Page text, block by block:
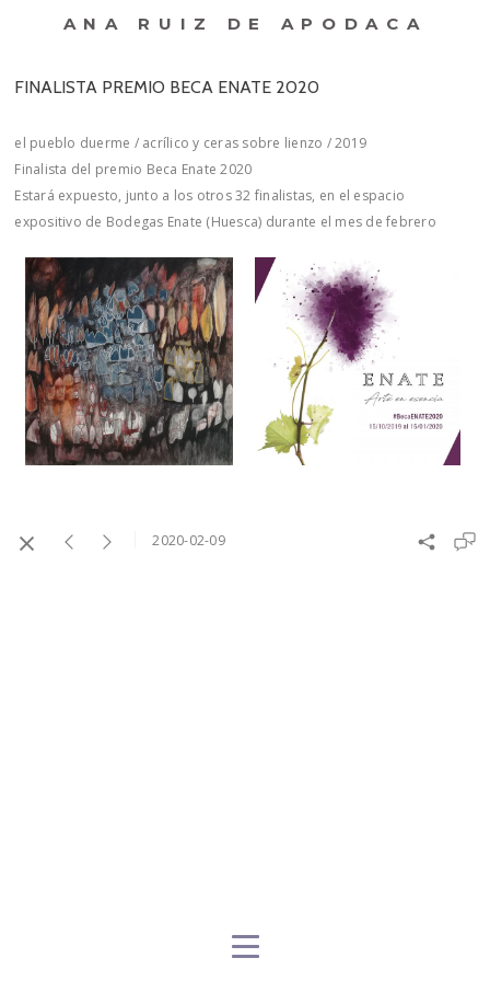
ANA RUIZ DE APODACA
FINALISTA PREMIO BECA ENATE 2020
el pueblo duerme / acrílico y ceras sobre lienzo / 2019
Finalista del premio Beca Enate 2020
Estará expuesto, junto a los otros 32 finalistas, en el espacio
expositivo de Bodegas Enate (Huesca) durante el mes de febrero
2020-02-09